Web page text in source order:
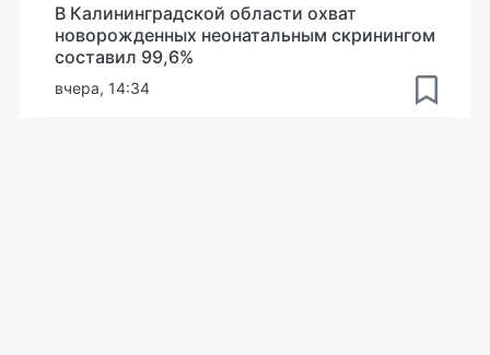
В Калининградской области охват
новорожденных неонатальным скринингом
составил 99,6%
вчера, 14:34